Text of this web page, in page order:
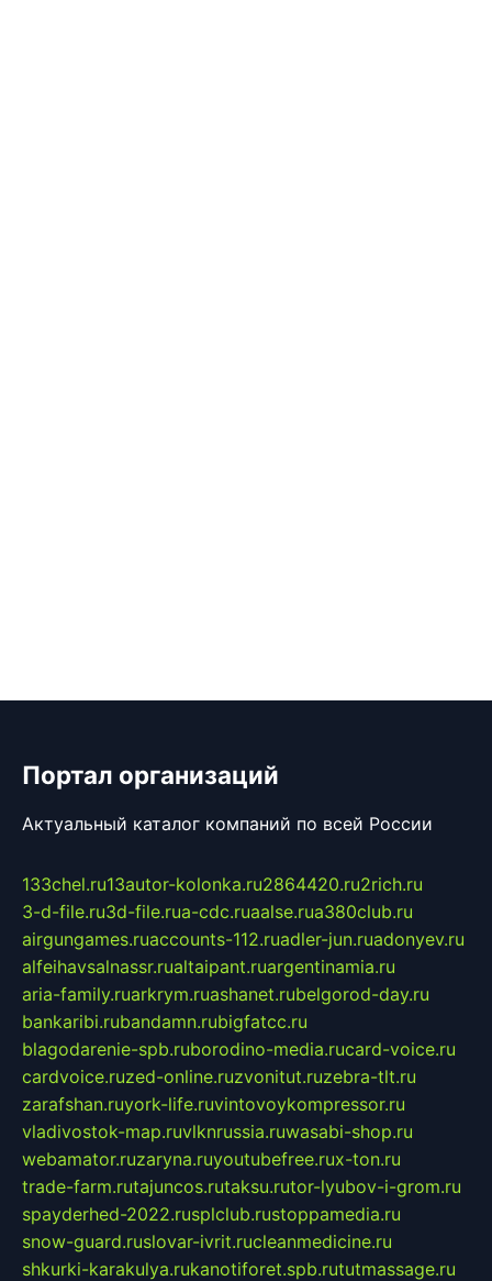
Портал организаций
Актуальный каталог компаний по всей России
133chel.ru13autor-kolonka.ru2864420.ru2rich.ru
3-d-file.ru3d-file.rua-cdc.ruaalse.rua380club.ru
airgungames.ruaccounts-112.ruadler-jun.ruadonyev.ru
alfeihavsalnassr.rualtaipant.ruargentinamia.ru
aria-family.ruarkrym.ruashanet.rubelgorod-day.ru
bankaribi.rubandamn.rubigfatcc.ru
blagodarenie-spb.ruborodino-media.rucard-voice.ru
cardvoice.ruzed-online.ruzvonitut.ruzebra-tlt.ru
zarafshan.ruyork-life.ruvintovoykompressor.ru
vladivostok-map.ruvlknrussia.ruwasabi-shop.ru
webamator.ruzaryna.ruyoutubefree.rux-ton.ru
trade-farm.rutajuncos.rutaksu.rutor-lyubov-i-grom.ru
spayderhed-2022.rusplclub.rustoppamedia.ru
snow-guard.ruslovar-ivrit.rucleanmedicine.ru
shkurki-karakulya.rukanotiforet.spb.rututmassage.ru